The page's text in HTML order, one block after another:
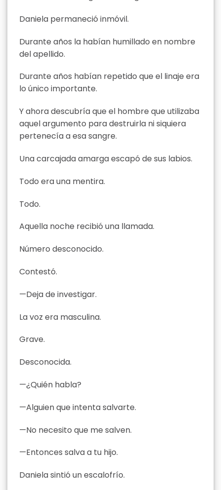
Daniela permaneció inmóvil.
Durante años la habían humillado en nombre
del apellido.
Durante años habían repetido que el linaje era
lo único importante.
Y ahora descubría que el hombre que utilizaba
aquel argumento para destruirla ni siquiera
pertenecía a esa sangre.
Una carcajada amarga escapó de sus labios.
Todo era una mentira.
Todo.
Aquella noche recibió una llamada.
Número desconocido.
Contestó.
—Deja de investigar.
La voz era masculina.
Grave.
Desconocida.
—¿Quién habla?
—Alguien que intenta salvarte.
—No necesito que me salven.
—Entonces salva a tu hijo.
Daniela sintió un escalofrío.